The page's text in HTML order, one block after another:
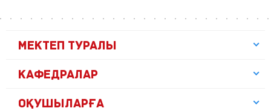
МЕКТЕП ТУРАЛЫ
КАФЕДРАЛАР
ОҚУШЫЛАРҒА